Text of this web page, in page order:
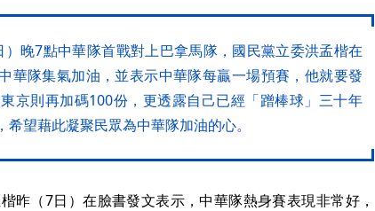
晚7點中華隊首戰對上巴拿馬隊，國民黨立委洪孟楷在
華隊集氣加油，並表示中華隊每贏一場預賽，他就要發
京則再加碼100份，更透露自己已經「蹭棒球」三十年
望藉此凝聚民眾為中華隊加油的心。
昨（7日）在臉書發文表示，中華隊熱身賽表現非常好，